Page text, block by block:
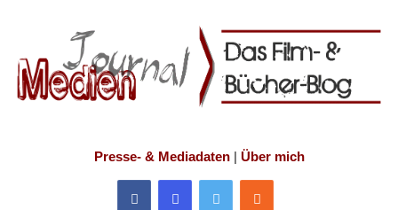
Presse- & Mediadaten| Über mich